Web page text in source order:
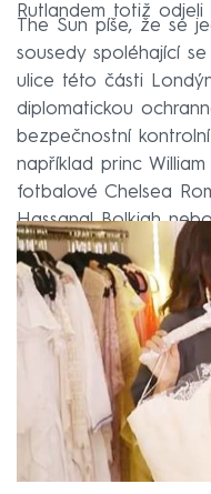
Rutlandem totiž
The Sun píše, že se
sousedy spoléhající
ulice této části
diplomatickou
bezpečnostní
například princ
fotbalové Chelsea
Hassanal Bolkiah